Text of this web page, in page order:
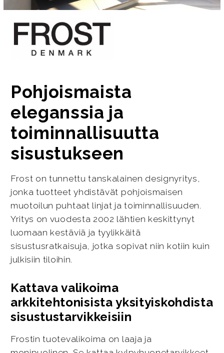
Pohjoismaista
eleganssia ja
toiminnallisuutta
sisustukseen
Frost on tunnettu tanskalainen designyritys,
jonka tuotteet yhdistävät pohjoismaisen
muotoilun puhtaat linjat ja toiminnallisuuden.
Yritys on vuodesta 2002 lähtien keskittynyt
luomaan kestäviä ja tyylikkäitä
sisustusratkaisuja, jotka sopivat niin kotiin kuin
julkisiin tiloihin.
Kattava valikoima
arkkitehtonisista yksityiskohdista
sisustustarvikkeisiin
Frostin tuotevalikoima on laaja ja